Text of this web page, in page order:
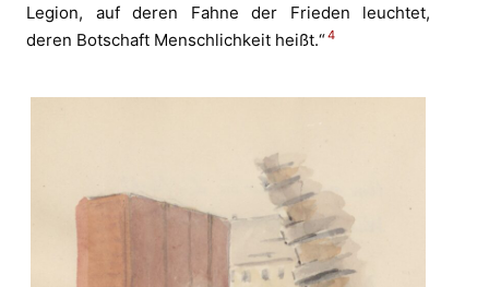
Legion, auf deren Fahne der Frieden leuchtet,
deren Botschaft Menschlichkeit heißt.“4